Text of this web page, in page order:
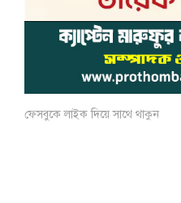
ফেসবুকে লাইক দিয়ে সাথে থাকুন